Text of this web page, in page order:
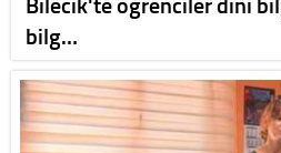
bilg…